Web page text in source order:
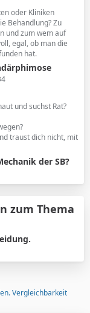
oder Kliniken
Behandlung? Zu
und zum wem auf
egal, ob man die
hat.
und suchst Rat?
traust dich nicht, mit
der SB?
zum Thema
Vergleichbarkeit